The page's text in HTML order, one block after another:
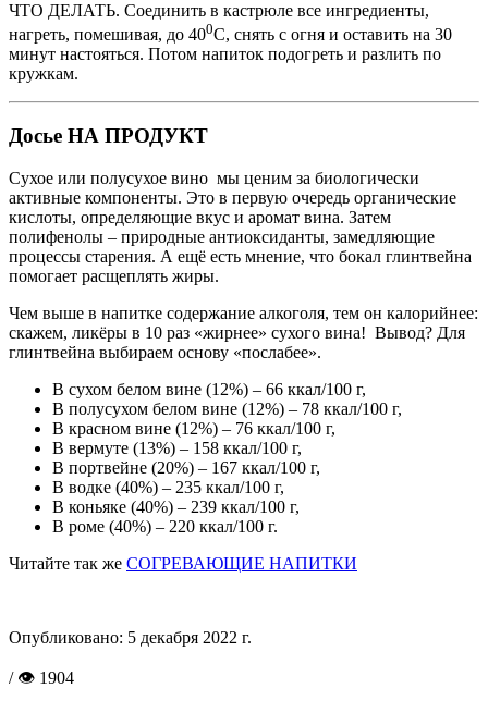
ЧТО ДЕЛАТЬ. Соединить в кастрюле все ингредиенты,
нагреть, помешивая, до 400С, снять с огня и оставить на 30
минут настояться. Потом напиток подогреть и разлить по
кружкам.
Досье НА ПРОДУКТ
Сухое или полусухое вино мы ценим за биологически
активные компоненты. Это в первую очередь органические
кислоты, определяющие вкус и аромат вина. Затем
полифенолы – природные антиоксиданты, замедляющие
процессы старения. А ещё есть мнение, что бокал глинтвейна
помогает расщеплять жиры.
Чем выше в напитке содержание алкоголя, тем он калорийнее:
скажем, ликёры в 10 раз «жирнее» сухого вина! Вывод? Для
глинтвейна выбираем основу «послабее».
В сухом белом вине (12%) – 66 ккал/100 г,
В полусухом белом вине (12%) – 78 ккал/100 г,
В красном вине (12%) – 76 ккал/100 г,
В вермуте (13%) – 158 ккал/100 г,
В портвейне (20%) – 167 ккал/100 г,
В водке (40%) – 235 ккал/100 г,
В коньяке (40%) – 239 ккал/100 г,
В роме (40%) – 220 ккал/100 г.
Читайте так же СОГРЕВАЮЩИЕ НАПИТКИ
Опубликовано: 5 декабря 2022 г.
/ 👁 1904